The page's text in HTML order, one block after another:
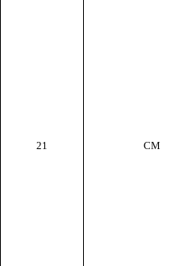
21 СМ